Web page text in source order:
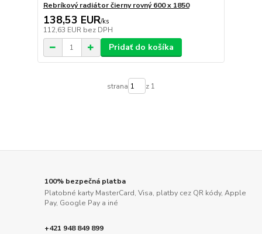
Rebríkový radiátor čierny rovný 600 x 1850
138,53 EUR/ks
112,63 EUR bez DPH
Pridať do košíka
strana z 1
100% bezpečná platba
Platobné karty MasterCard, Visa, platby cez QR kódy, Apple
Pay, Google Pay a iné
+421 948 849 899